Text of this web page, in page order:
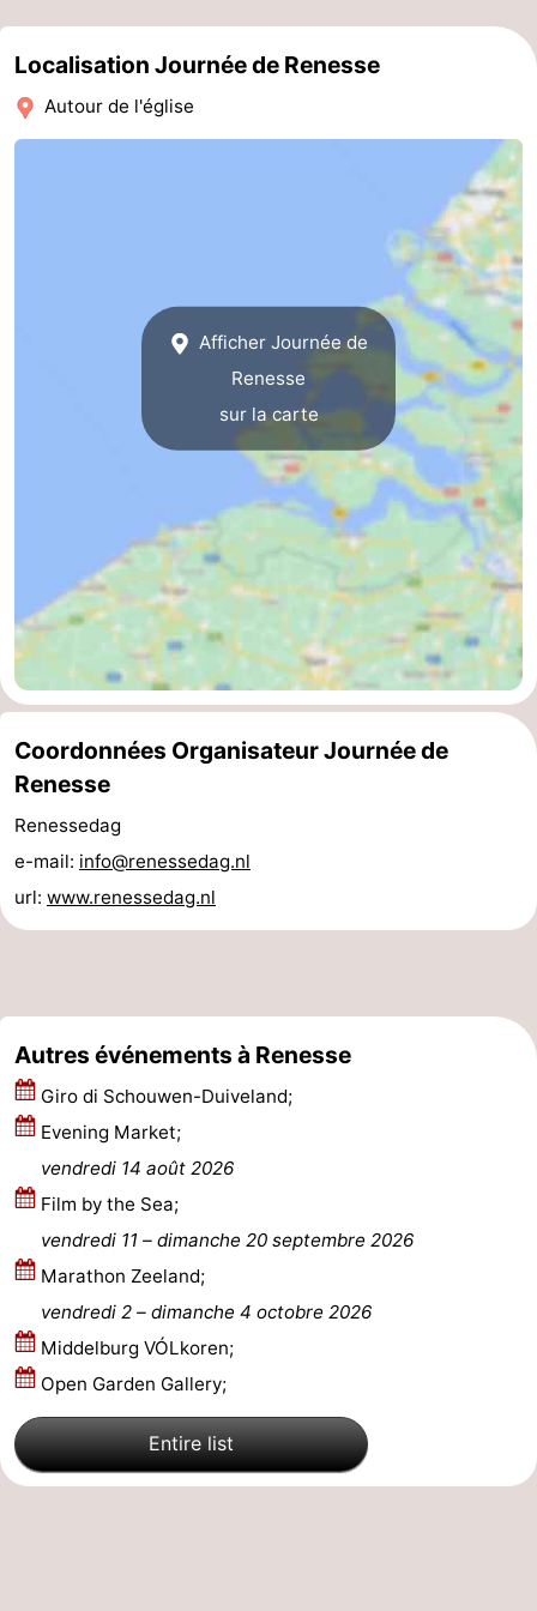
Piscines
-
Faire
-
phoques
et
manger
Événements
Pratiques
Forum
Route
Stationnement
Courtier
Hollande-
Méridionale
-
Leiden
Bollenstreek
Nature
Hollands
Duin
-
Noordwijk
-
Katwijk
-
Scheveningen
-
Localisation Journée de Renesse
Autour de l'église
Afficher Journée de
Renesse
sur la carte
Coordonnées Organisateur Journée de
Renesse
Renessedag
e-mail: info@renessedag.nl
url: www.renessedag.nl
Autres événements à Renesse
Giro di Schouwen-Duiveland;
Evening Market;
vendredi 14 août 2026
Film by the Sea;
vendredi 11 – dimanche 20 septembre 2026
Marathon Zeeland;
vendredi 2 –
dimanche 4 octobre 2026
Middelburg VÓLkoren;
Open Garden Gallery;
Entire list